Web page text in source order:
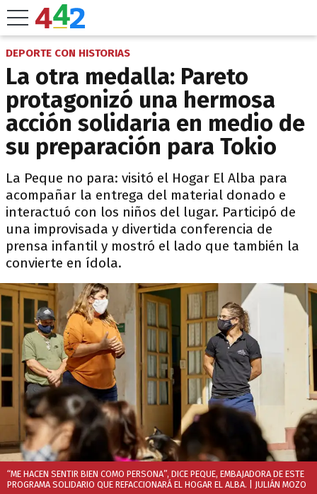
DEPORTE CON HISTORIAS
La otra medalla: Pareto
protagonizó una hermosa
acción solidaria en medio de
su preparación para Tokio
La Peque no para: visitó el Hogar El Alba para
acompañar la entrega del material donado e
interactuó con los niños del lugar. Participó de
una improvisada y divertida conferencia de
prensa infantil y mostró el lado que también la
convierte en ídola.
“ME HACEN SENTIR BIEN COMO PERSONA”, DICE PEQUE, EMBAJADORA DE ESTE
PROGRAMA SOLIDARIO QUE REFACCIONARÁ EL HOGAR EL ALBA.
| JULIÁN MOZO